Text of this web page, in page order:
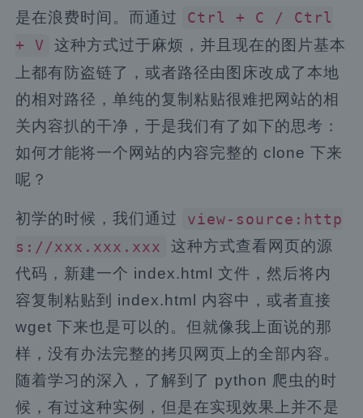
是在浪费时间。而通过
Ctrl + C / Ctrl
+ V
这种方式过于麻烦，并且现在的图片基本
上都有防盗链了，或者路径由图床改成了本地
的相对路径，单纯的复制粘贴很难把网站的相
关内容扒的干净，于是我们有了如下的思考：
如何才能将一个网站的内容完整的 clone 下来
呢？
初学的时候，我们通过
view-source:http
s://xxx.xxx.xxx
这种方式查看网页的源
代码，新建一个 index.html 文件，然后将内
容复制粘贴到 index.html 内容中，或者直接
wget 下来也是可以的。但就像我上面说的那
样，没有办法完整的拷贝网页上的全部内容。
随着学习的深入，了解到了 python 爬虫的时
候，有过这种实例，但是在实现效果上并不是